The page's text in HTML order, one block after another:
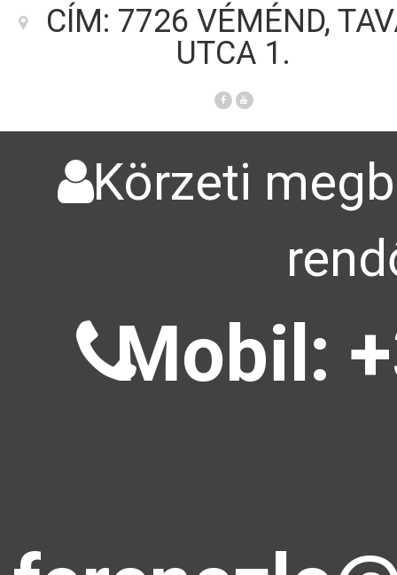
CÍM: 7726 VÉMÉND,
UTCA 1.
Körzeti
Mobil: